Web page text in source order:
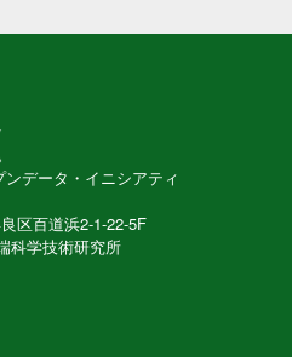
データ・イニシアティ
区百道浜2-1-22-5F
科学技術研究所